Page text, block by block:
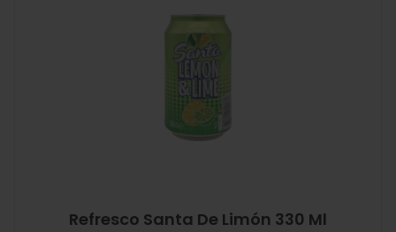
Refresco Santa De Limón 330 Ml